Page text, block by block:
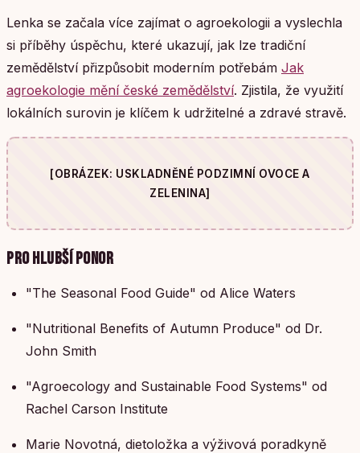
Lenka se začala více zajímat o agroekologii a vyslechla
si příběhy úspěchu, které ukazují, jak lze tradiční
zemědělství přizpůsobit moderním potřebám Jak
agroekologie mění české zemědělství. Zjistila, že využití
lokálních surovin je klíčem k udržitelné a zdravé stravě.
[OBRÁZEK: USKLADNĚNÉ PODZIMNÍ OVOCE A
ZELENINA]
PRO HLUBŠÍ PONOR
"The Seasonal Food Guide" od Alice Waters
"Nutritional Benefits of Autumn Produce" od Dr.
John Smith
"Agroecology and Sustainable Food Systems" od
Rachel Carson Institute
Marie Novotná, dietoložka a výživová poradkyně